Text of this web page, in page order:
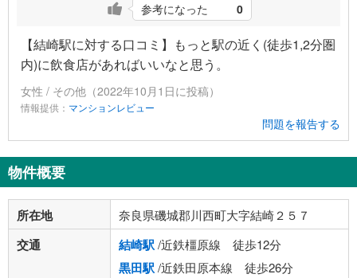
参考になった 0
【結崎駅に対する口コミ】もっと駅の近く(徒歩1,2分圏
内)に飲食店があればいいなと思う。
女性 / その他（2022年10月1日に投稿）
情報提供： マンションレビュー
問題を報告する
物件概要
所在地 奈良県磯城郡川西町大字結崎２５７
交通 結崎駅/近鉄橿原線 徒歩12分
黒田駅/近鉄田原本線 徒歩26分